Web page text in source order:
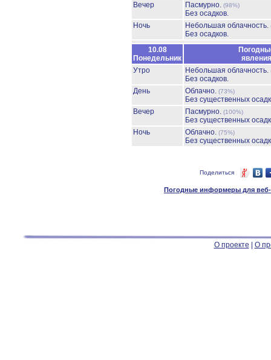
Вечер
Пасмурно. (98%)
Без осадков.
Ночь
Небольшая облачность.
Без осадков.
10.08
Понедельник
явления
Утро
Небольшая облачность.
Без осадков.
День
Облачно. (73%)
Без существенных
Вечер
Пасмурно. (100%)
Без существенных
Ночь
Облачно. (75%)
Без существенных
Поделиться
Погодные информеры для веб-
О проекте О